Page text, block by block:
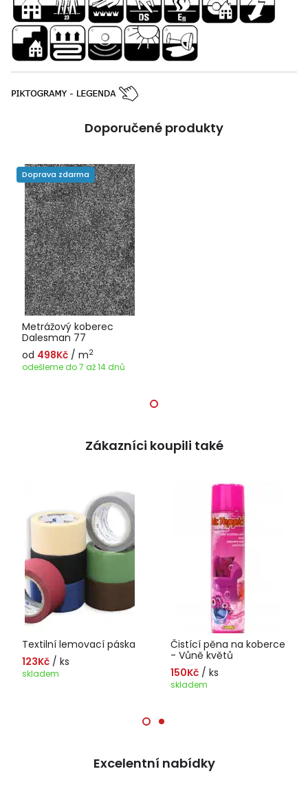
Doporučené produkty
Metrážový koberec
Dalesman 77
od 498Kč / m2
odešleme do 7 až 14 dnů
Doprava zdarma
Zákazníci koupili také
Textilní lemovací páska
123Kč / ks
skladem
Čistící pěna na koberce
- Vůně květů
150Kč / ks
skladem
Excelentní nabídky